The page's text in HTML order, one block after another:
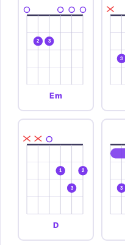
2 3
Em
3
1
3
2
D
3